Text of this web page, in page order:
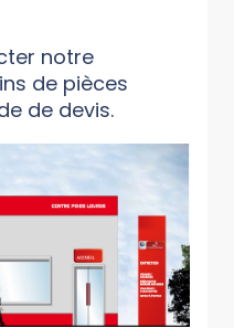
notre
de pièces
de devis.